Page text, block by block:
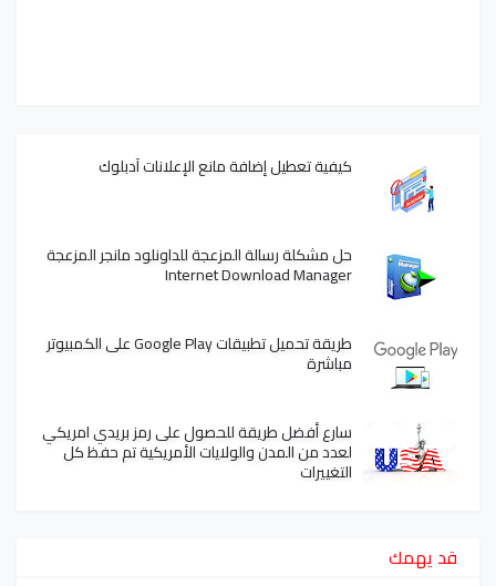
كيفية تعطيل إضافة مانع الإعلانات آدبلوك
حل مشكلة رسالة المزعجة للداونلود مانجر المزعجة
Internet Download Manager
طريقة تحميل تطبيقات Google Play على الكمبيوتر
مباشرة
سارع أفضل طريقة للحصول على رمز بريدي امريكي
لعدد من المدن والولايات الأمريكية تم حفظ كل
التغييرات
قد يهمك